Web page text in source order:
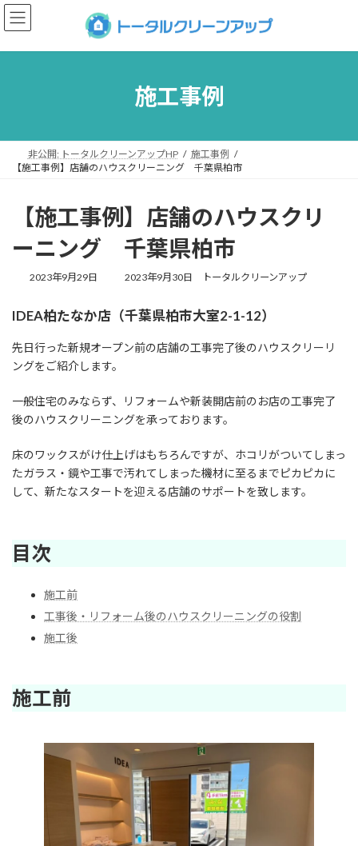
コ
ン
ン
ナ
ビ
ー
施工事例
非公開: トータルクリーンアップHP
施工事例
【施工事例】店舗のハウスクリーニング 千葉県柏市
【施工事例】店舗のハウスクリ
ーニング 千葉県柏市
2023年9月29日
最
新
時
2023年9月30日 トータルクリーンアップ
IDEA柏たなか店（千葉県柏市大室2-1-12）
先日行った新規オープン前の店舗の工事完了後のハウスクリーリ
ングをご紹介します。
一般住宅のみならず、リフォームや新装開店前のお店の工事完了
後のハウスクリーニングを承っております。
床のワックスがけ仕上げはもちろんですが、ホコリがついてしまっ
たガラス・鏡や工事で汚れてしまった機材に至るまでピカピカに
して、新たなスタートを迎える店舗のサポートを致します。
目次
施工前
工事後・リフォーム後のハウスクリーニングの役割
施工後
施工前